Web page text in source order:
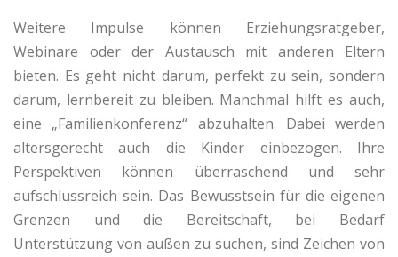
Weitere Impulse können Erziehungsratgeber,
Webinare oder der Austausch mit anderen Eltern
bieten. Es geht nicht darum, perfekt zu sein, sondern
darum, lernbereit zu bleiben. Manchmal hilft es auch,
eine „Familienkonferenz“ abzuhalten. Dabei werden
altersgerecht auch die Kinder einbezogen. Ihre
Perspektiven können überraschend und sehr
aufschlussreich sein. Das Bewusstsein für die eigenen
Grenzen und die Bereitschaft, bei Bedarf
Unterstützung von außen zu suchen, sind Zeichen von